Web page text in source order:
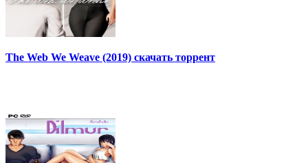
The Web We Weave (2019) скачать торрент